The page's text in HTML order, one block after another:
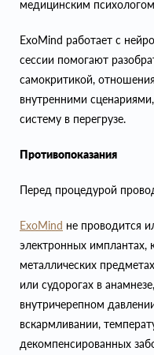
медицинским
ExoMind работает с
сессии помогают
самокритикой,
внутренними
систему в перегрузе.
Противопоказания
Перед процедурой
ExoMind не проводится
электронных имплантах,
металлических
или судорогах в
внутричерепном
вскармливании,
декомпенсированных